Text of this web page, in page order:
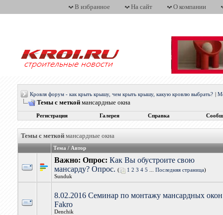
В избранное На сайт О компании
Кровля форум - как крыть крышу, чем крыть крышу, какую кровлю выбрать?
Темы с меткой мансардные окна
Регистрация Галерея Справка
Темы с меткой мансардные окна
Тема / Автор
Важно: Опрос: Как Вы обустроите свою
мансарду? Опрос. ( 1 2 3 4 5 Последняя страница)
Sunduk
8.02.2016 Семинар по монтажу мансардных окон
Fakro
Denchik